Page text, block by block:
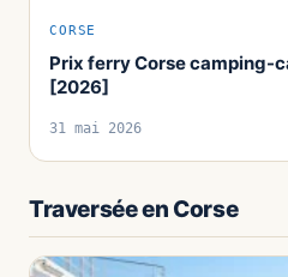
CORSE
Prix ferry Corse camping-
[2026]
31 mai 2026
Traversée en Corse